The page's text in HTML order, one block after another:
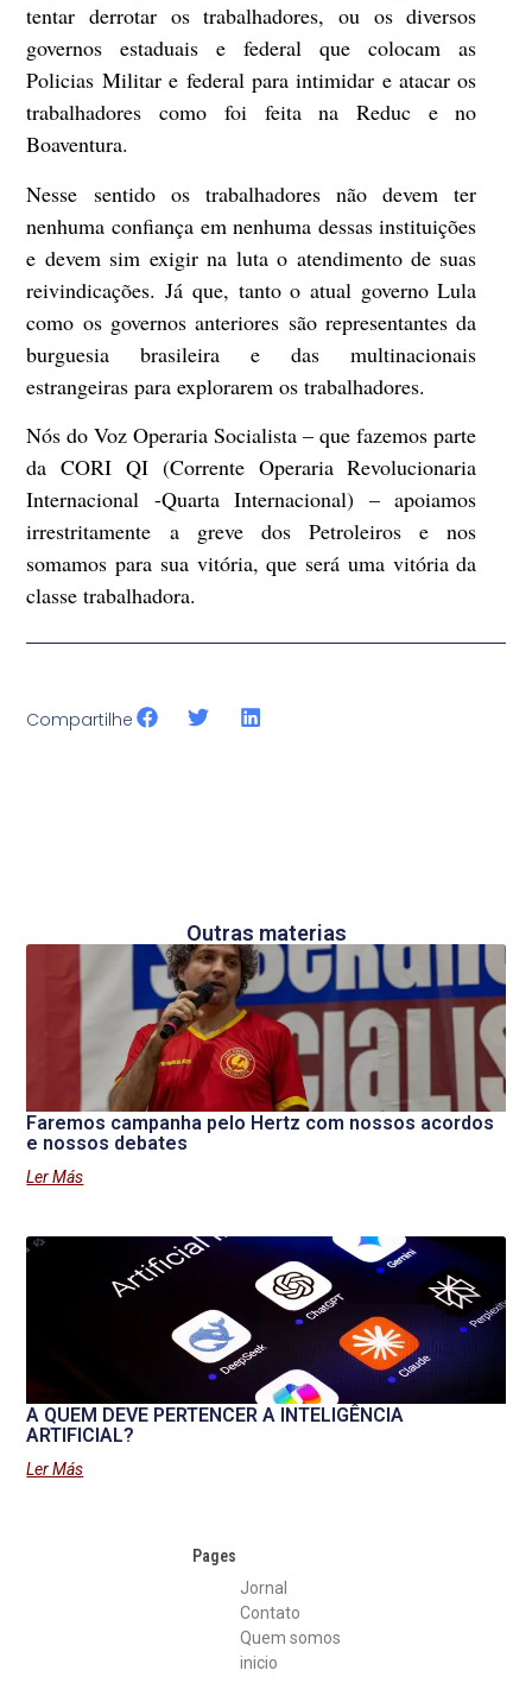
tentar derrotar os trabalhadores, ou os diversos
governos estaduais e federal que colocam as
Policias Militar e federal para intimidar e atacar os
trabalhadores como foi feita na Reduc e no
Boaventura.
Nesse sentido os trabalhadores não devem ter
nenhuma confiança em nenhuma dessas instituições
e devem sim exigir na luta o atendimento de suas
reivindicações. Já que, tanto o atual governo Lula
como os governos anteriores são representantes da
burguesia brasileira e das multinacionais
estrangeiras para explorarem os trabalhadores.
Nós do Voz Operaria Socialista – que fazemos parte
da CORI QI (Corrente Operaria Revolucionaria
Internacional -Quarta Internacional) – apoiamos
irrestritamente a greve dos Petroleiros e nos
somamos para sua vitória, que será uma vitória da
classe trabalhadora.
Compartilhe
Outras materias
Faremos campanha pelo Hertz com nossos acordos
e nossos debates
Ler Más
A QUEM DEVE PERTENCER A INTELIGÊNCIA
ARTIFICIAL?
Ler Más
Pages
Jornal
Contato
Quem somos
inicio